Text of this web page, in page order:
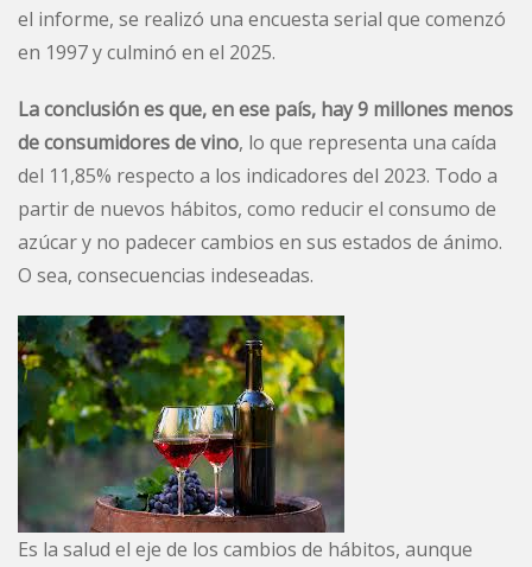
el informe, se realizó una encuesta serial que comenzó
en 1997 y culminó en el 2025.
La conclusión es que, en ese país, hay 9 millones menos
de consumidores de vino, lo que representa una caída
del 11,85% respecto a los indicadores del 2023. Todo a
partir de nuevos hábitos, como reducir el consumo de
azúcar y no padecer cambios en sus estados de ánimo.
O sea, consecuencias indeseadas.
Es la salud el eje de los cambios de hábitos, aunque